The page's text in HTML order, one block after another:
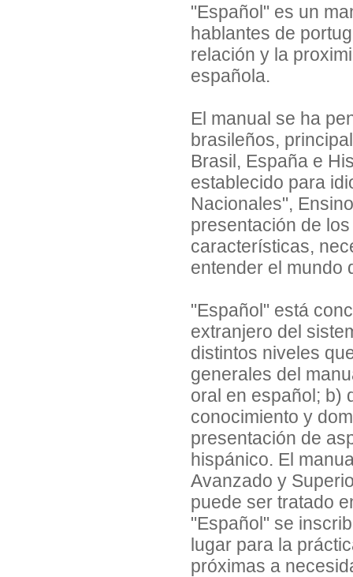
"Español" es un
hablantes de
relación y la
española.
El manual se ha
brasileños,
Brasil, España e
establecido para
Nacionales",
presentación de
características,
entender el mundo
"Español" está
extranjero del
distintos niveles
generales del
oral en español; b)
conocimiento y
presentación de
hispánico. El
Avanzado y
puede ser tratado
"Español" se
lugar para la
próximas a